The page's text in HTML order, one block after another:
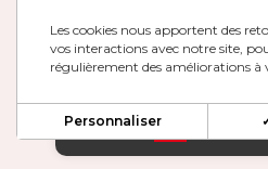
Les cookies nous apportent des
vos interactions avec notre site,
régulièrement des améliorations à
Personnaliser